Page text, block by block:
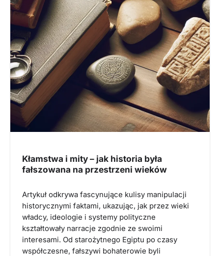
Kłamstwa i mity – jak historia była
fałszowana na przestrzeni wieków
Artykuł odkrywa fascynujące kulisy manipulacji
historycznymi faktami, ukazując, jak przez wieki
władcy, ideologie i systemy polityczne
kształtowały narracje zgodnie ze swoimi
interesami. Od starożytnego Egiptu po czasy
współczesne, fałszywi bohaterowie byli